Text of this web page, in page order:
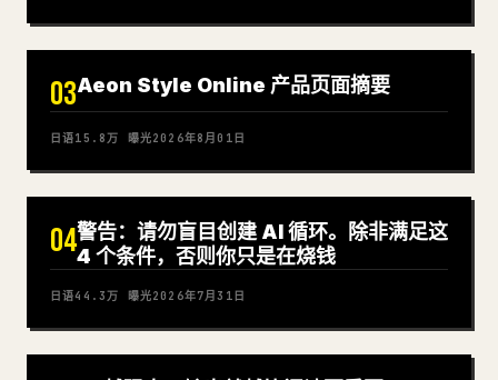
03Aeon Style Online 产品页面摘要
日语15.8万 曝光2026年8月01日
04警告：请勿盲目创建 AI 循环。除非满足这
4 个条件，否则你只是在烧钱
日语44.3万 曝光2026年7月31日